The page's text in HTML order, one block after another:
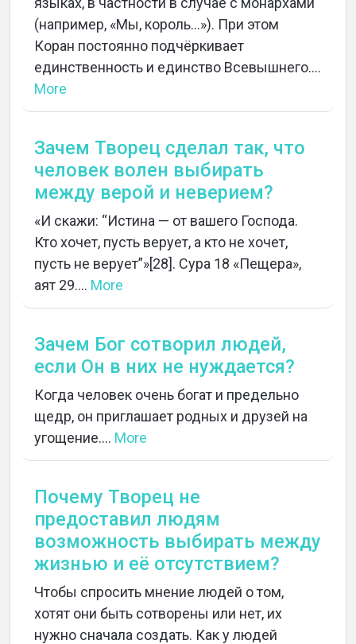
(например, «Мы, король…»). При этом
Коран постоянно подчёркивает
единственность и единство Всевышнего....
More
Зачем Творец сделал так, что
человек волен выбирать
между верой и неверием?
«И скажи: “Истина — от вашего Господа.
Кто хочет, пусть верует, а кто не хочет,
пусть не верует”»[28]. Сура 18 «Пещера»,
аят 29.... More
Зачем Бог сотворил людей,
если Он в них не нуждается?
Когда человек очень богат и предельно
щедр, он приглашает родных и друзей на
угощение.... More
Почему Творец не
предоставил людям
возможность выбирать между
жизнью и её отсутствием?
Чтобы спросить мнение людей о том,
хотят они быть сотворены или нет, их
нужно сначала создать. Как у людей